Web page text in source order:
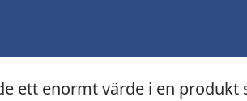
ett enormt värde i en produkt